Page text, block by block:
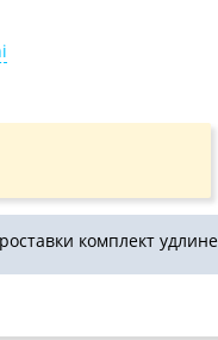
комплект